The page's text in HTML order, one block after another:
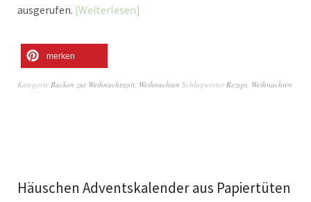
ausgerufen. Weiterlesen
merken
Kategorie Backen zur Weihnachtszeit Weihnachten Schlagwörter Rezept Weihnachten
Häuschen Adventskalender aus Papiertüten